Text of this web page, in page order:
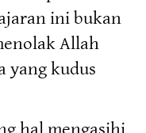
ini bukan
Allah
yang kudus
hal mengasihi